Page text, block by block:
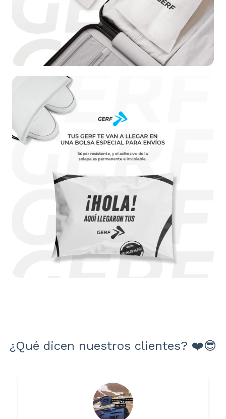
¿Qué dicen nuestros clientes? ❤️😎